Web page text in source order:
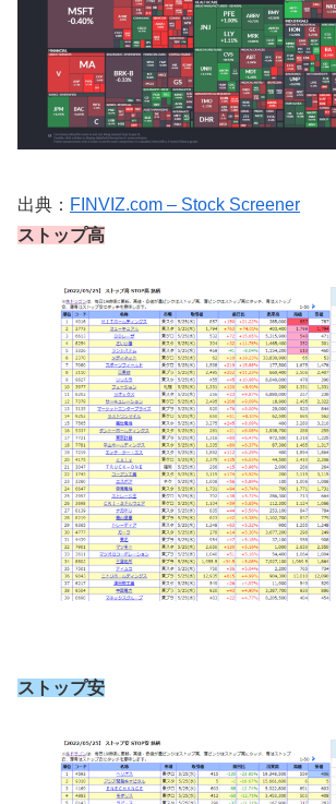
出典： FINVIZ.com – Stock Screener
ストップ高
ストップ安